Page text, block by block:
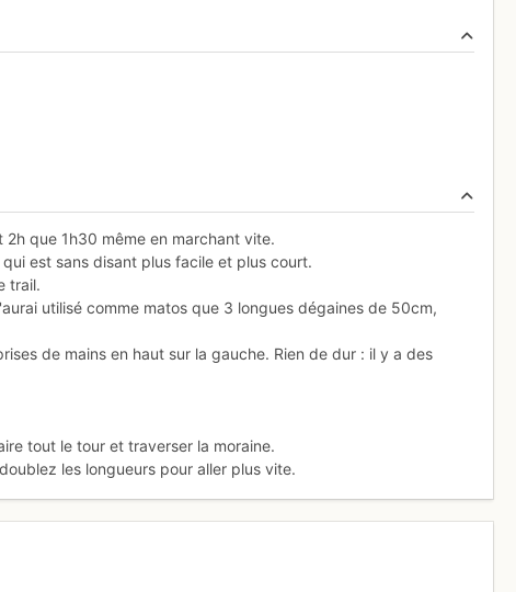
que 1h30 même en marchant vite.
est sans disant plus facile et plus court.
trail.
utilisé comme matos que 3 longues dégaines de 50cm,
de mains en haut sur la gauche. Rien de dur : il y a des
tout le tour et traverser la moraine.
les longueurs pour aller plus vite.